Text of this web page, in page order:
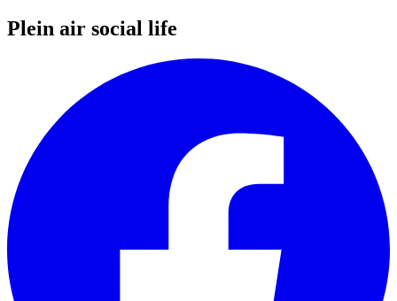
Plein air social life